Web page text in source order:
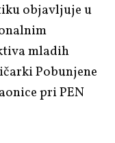
objavljuje u
mladih
Pobunjene
pri PEN